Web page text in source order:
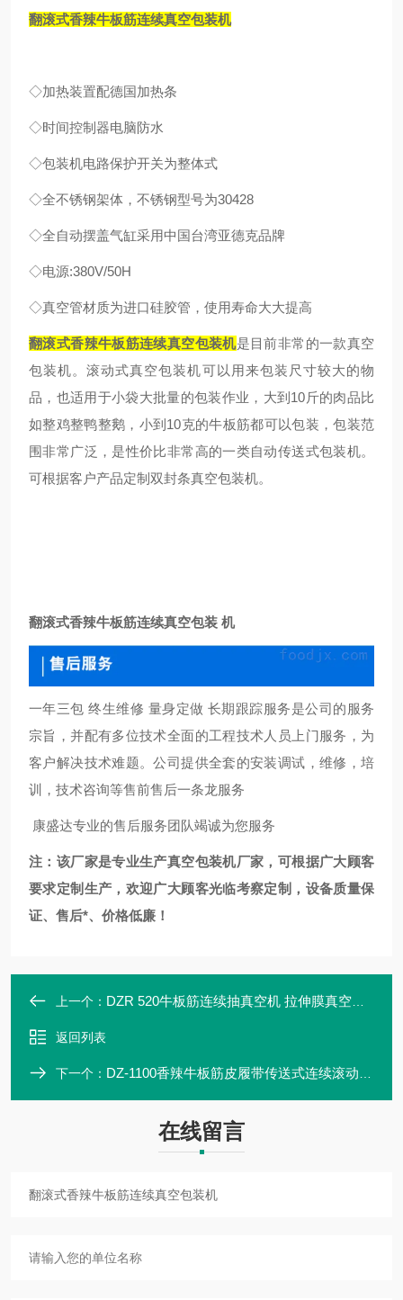
翻滚式香辣牛板筋连续真空包装机
◇加热装置配德国加热条
◇时间控制器电脑防水
◇包装机电路保护开关为整体式
◇全不锈钢架体，不锈钢型号为30428
◇全自动摆盖气缸采用中国台湾亚德克品牌
◇电源:380V/50H
◇真空管材质为进口硅胶管，使用寿命大大提高
翻滚式香辣牛板筋连续真空包装机是目前非常的一款真空
包装机。滚动式真空包装机可以用来包装尺寸较大的物
品，也适用于小袋大批量的包装作业，大到10斤的肉品比
如整鸡整鸭整鹅，小到10克的牛板筋都可以包装，包装范
围非常广泛，是性价比非常高的一类自动传送式包装机。
可根据客户产品定制双封条真空包装机。
翻滚式香辣牛板筋连续真空包装 机
一年三包 终生维修 量身定做 长期跟踪服务是公司的服务
宗旨，并配有多位技术全面的工程技术人员上门服务，为
客户解决技术难题。公司提供全套的安装调试，维修，培
训，技术咨询等售前售后一条龙服务
康盛达专业的售后服务团队竭诚为您服务
注：该厂家是专业生产真空包装机厂家，可根据广大顾客
要求定制生产，欢迎广大顾客光临考察定制，设备质量保
证、售后*、价格低廉！
上一个： DZR 520牛板筋连续抽真空机 拉伸膜真空包装机
返回列表
下一个： DZ-1100香辣牛板筋皮履带传送式连续滚动真空包装机
在线留言